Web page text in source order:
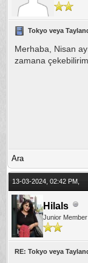
Tokyo veya
Merhaba, Nisan
zamana
Ara
13-03-2024, 02:42 PM,
Hilals
Junior Member
RE: Tokyo veya